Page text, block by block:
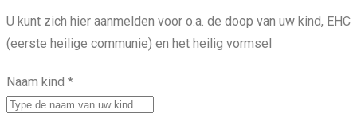
U kunt zich hier aanmelden voor o.a. de doop van uw kind, EHC
(eerste heilige communie) en het heilig vormsel
Naam kind *